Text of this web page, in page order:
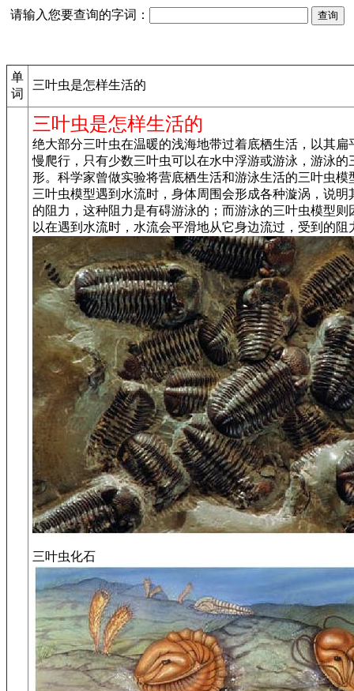
请输入您要查询的字词：
单
词
三叶虫是怎样生活的
三叶虫是怎样生活的
绝大部分三叶虫在温暖的浅海地带过着底栖生活，以其扁
慢爬行，只有少数三叶虫可以在水中浮游或游泳，游泳的
形。科学家曾做实验将营底栖生活和游泳生活的三叶虫模
三叶虫模型遇到水流时，身体周围会形成各种漩涡，说明
的阻力，这种阻力是有碍游泳的；而游泳的三叶虫模型则
以在遇到水流时，水流会平滑地从它身边流过，受到的阻
三叶虫化石